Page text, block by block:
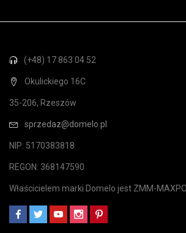
(+48) 17 863 04 52
Okulickiego 16C
35-206, Rzeszów
sprzedaz@domelo.pl
NIP: 5170383818
REGON: 368147590
Właścicielem marki Domelo jest ZMM-